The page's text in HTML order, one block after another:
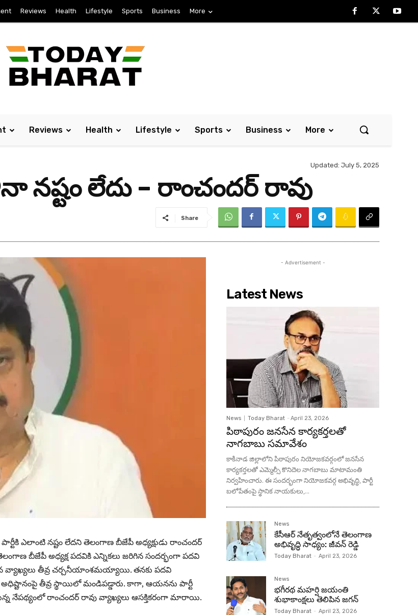
Reviews Health Lifestyle Sports Business More
Reviews Health Lifestyle Sports Business More
Updated: July 5, 2025
న‌ష్టం లేదు – రాంచంద‌ర్ రావు
Share
ఎలాంటి నష్టం లేద‌ని తెలంగాణ బీజేపీ అధ్యక్షుడు రాంచందర్
బీజేపీ అధ్య‌క్ష ప‌ద‌వికి ఎన్నిక‌లు జ‌రిగిన సంద‌ర్భంగా ప‌ద‌వి
వ్యాఖ్య‌లు తీవ్ర చ‌ర్చ‌నీయాంశ‌మ‌య్యాయి. త‌న‌కు ప‌ద‌వి
తీవ్ర స్థాయిలో మండిప‌డ్డారు. కాగా, ఆయ‌న‌ను పార్టీ
నేప‌థ్యంలో రాంచంద‌ర్ రావు వ్యాఖ్య‌లు ఆస‌క్తిక‌రంగా మారాయి.
- Advertisement -
Latest News
News Today Bharat - April 23, 2026
పిఠాపురం జనసేన కార్యకర్తలతో
నాగబాబు సమావేశం
కాకినాడ జిల్లాలోని పిఠాపురం నియోజకవర్గంలో జనసేన
కార్యకర్తలతో ఎమ్మెల్సీ కొనిదెల నాగబాబు మాటామంతి
నిర్వహించారు. ఈ సందర్భంగా నియోజకవర్గ అభివృద్ధి, పార్టీ
బలోపేతంపై స్థానిక నాయకులు,...
News
కేసీఆర్ నేతృత్వంలోనే తెలంగాణ
అభివృద్ధి సాధ్యం: జీవన్ రెడ్డి
Today Bharat - April 23, 2026
News
భగీరథ మహర్షి జయంతి
శుభాకాంక్షలు తెలిపిన జగన్‌
Today Bharat - April 23, 2026